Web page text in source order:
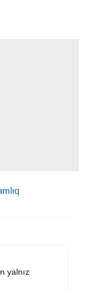
yalnız